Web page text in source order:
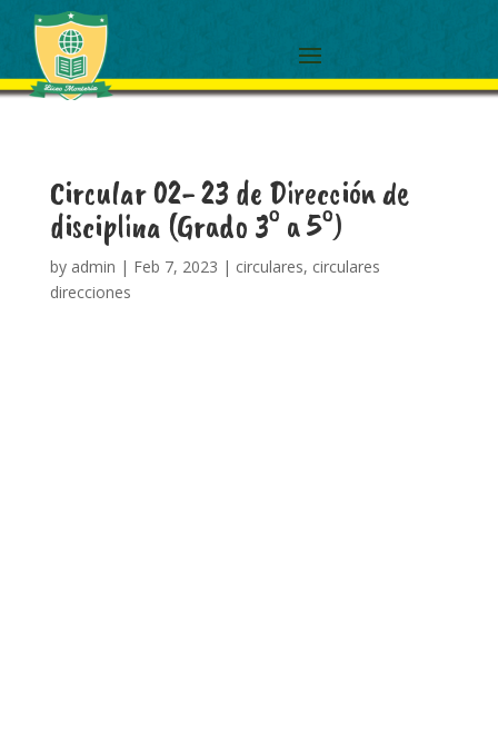
Circular 02- 23 de Dirección de
disciplina (Grado 3° a 5°)
by admin | Feb 7, 2023 | circulares, circulares
direcciones